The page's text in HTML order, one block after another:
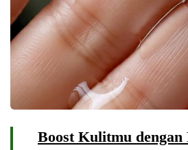
Boost Kulitmu dengan